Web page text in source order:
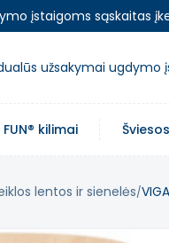
įstaigoms sąskaitas
užsakymai ugdymo
kilimai
lentos ir sienelės